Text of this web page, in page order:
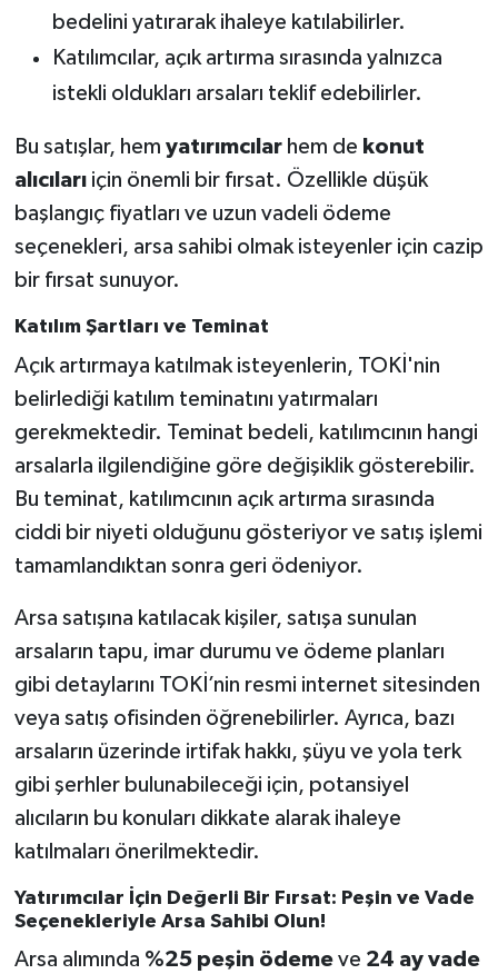
bedelini yatırarak ihaleye katılabilirler.
Katılımcılar, açık artırma sırasında yalnızca
istekli oldukları arsaları teklif edebilirler.
Bu satışlar, hem yatırımcılarhem de konut
alıcılarıiçin önemli bir fırsat. Özellikle düşük
başlangıç fiyatları ve uzun vadeli ödeme
seçenekleri, arsa sahibi olmak isteyenler için cazip
bir fırsat sunuyor.
Katılım Şartları ve Teminat
Açık artırmaya katılmak isteyenlerin, TOKİ'nin
belirlediği katılım teminatını yatırmaları
gerekmektedir. Teminat bedeli, katılımcının hangi
arsalarla ilgilendiğine göre değişiklik gösterebilir.
Bu teminat, katılımcının açık artırma sırasında
ciddi bir niyeti olduğunu gösteriyor ve satış işlemi
tamamlandıktan sonra geri ödeniyor.
Arsa satışına katılacak kişiler, satışa sunulan
arsaların tapu, imar durumu ve ödeme planları
gibi detaylarını TOKİ’nin resmi internet sitesinden
veya satış ofisinden öğrenebilirler. Ayrıca, bazı
arsaların üzerinde irtifak hakkı, şüyu ve yola terk
gibi şerhler bulunabileceği için, potansiyel
alıcıların bu konuları dikkate alarak ihaleye
katılmaları önerilmektedir.
Yatırımcılar İçin Değerli Bir Fırsat: Peşin ve Vade
Seçenekleriyle Arsa Sahibi Olun!
Arsa alımında %25 peşin ödemeve 24 ay vade